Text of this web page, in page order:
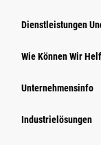
Dienstleistungen
Wie Können Wir
Unternehmensinfo
Industrielösungen